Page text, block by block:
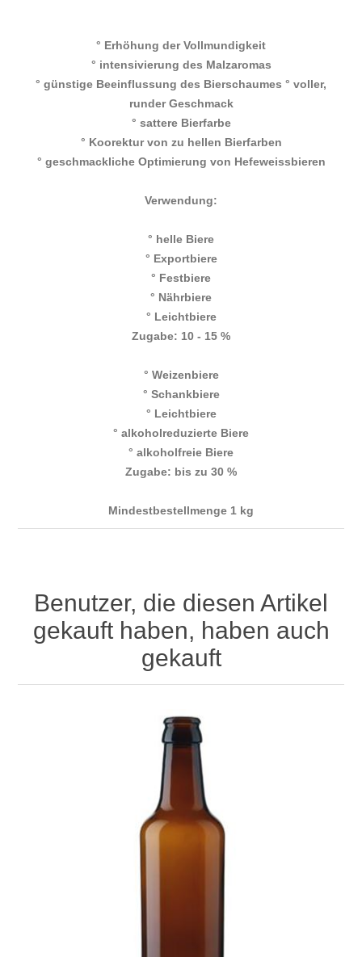
° Erhöhung der Vollmundigkeit
° intensivierung des Malzaromas
° günstige Beeinflussung des Bierschaumes ° voller,
runder Geschmack
° sattere Bierfarbe
° Koorektur von zu hellen Bierfarben
° geschmackliche Optimierung von Hefeweissbieren
Verwendung:
° helle Biere
° Exportbiere
° Festbiere
° Nährbiere
° Leichtbiere
Zugabe: 10 - 15 %
° Weizenbiere
° Schankbiere
° Leichtbiere
° alkoholreduzierte Biere
° alkoholfreie Biere
Zugabe: bis zu 30 %
Mindestbestellmenge 1 kg
Benutzer, die diesen Artikel
gekauft haben, haben auch
gekauft